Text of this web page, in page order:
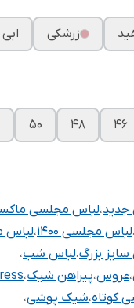
زرشکی
46
48
50
،لباس مجلسی
،لباس مجلسی ۱۴۰۰ ،لباس
بزرگ،لباس شب،
،عروس،پیراهن شیک،
کوتاه،شیک پوشی،